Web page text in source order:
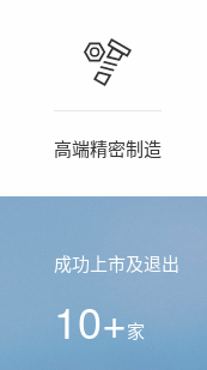
高端精密制造
成功上市及退出
10+家